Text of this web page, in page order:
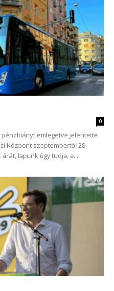
0
emlegetve jelentette
Központ szeptembertől 28
lapunk úgy tudja, a...